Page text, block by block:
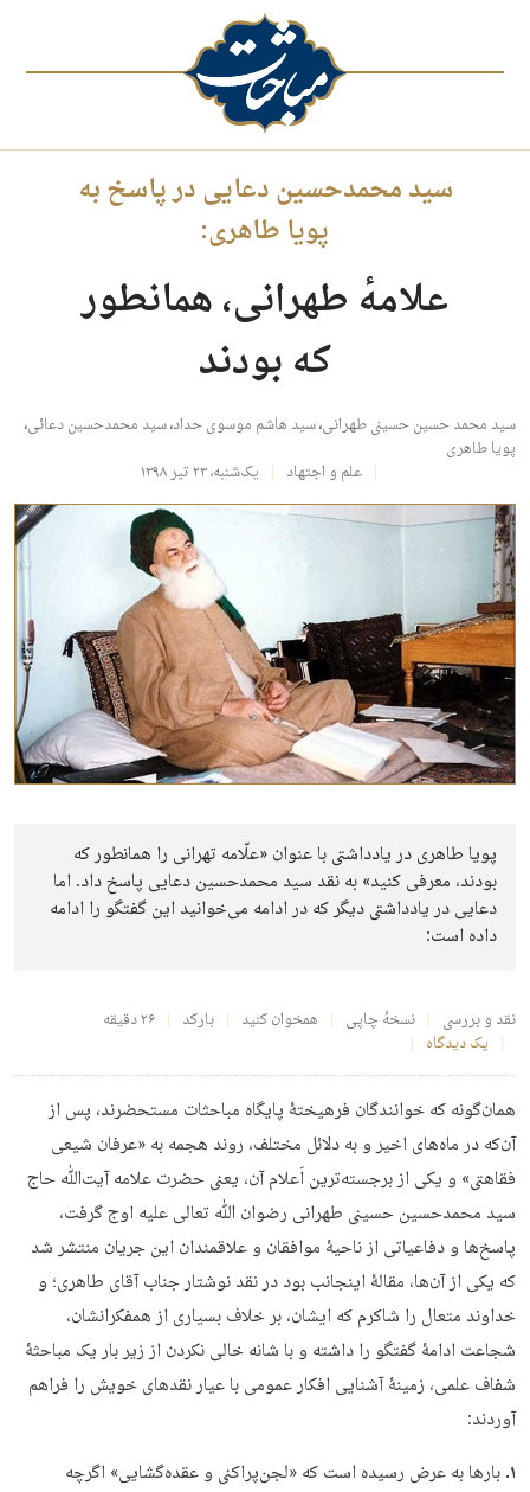
سید محمدحسین دعایی در پاسخ به
پویا طاهری:
علامهٔ طهرانی، همانطور
که بودند
سید محمد حسین حسینی طهرانی،سید هاشم موسوی حداد،سید محمدحسین دعائی،
پویا طاهری
علم و اجتهاد
یک‌شنبه، ۲۳ تیر ۱۳۹۸
پویا طاهری در یادداشتی با عنوان «علّامه تهرانی را همانطور که
بودند، معرفی کنید» به نقد سید محمدحسین دعایی پاسخ داد. اما
دعایی در یادداشتی دیگر که در ادامه می‌خوانید این گفتگو را ادامه
داده است:
نقد و بررسی نسخهٔ چاپی همخوان کنید بارکد
۲۶ دقیقه
یک دیدگاه
همان‌گونه که خوانندگان فرهیختۀ پایگاه مباحثات مستحضرند، پس از
آن‌که در ماه‌های اخیر و به دلائل مختلف، روند هجمه به «عرفان شیعی
فقاهتی» و یکی از برجسته‌ترین اَعلام آن، یعنی حضرت علامه آیت‌ﷲ حاج
سید محمدحسین حسینی طهرانی رضوان ﷲ تعالی علیه اوج گرفت،
پاسخ‌ها و دفاعیاتی از ناحیۀ موافقان و علاقمندان این جریان منتشر شد
که یکی از آن‌ها، مقالۀ اینجانب بود در نقد نوشتار جناب آقای طاهری؛ و
خداوند متعال را شاکرم که ایشان، بر خلاف بسیاری از همفکرانشان،
شجاعت ادامۀ گفتگو را داشته و با شانه خالی نکردن از زیر بار یک مباحثۀ
شفاف علمی، زمینۀ آشنایی افکار عمومی با عیار نقدهای خویش را فراهم
آوردند:
۱. بارها به عرض رسیده است که «لجن‌پراکنی و عقده‌گشایی» اگرچه